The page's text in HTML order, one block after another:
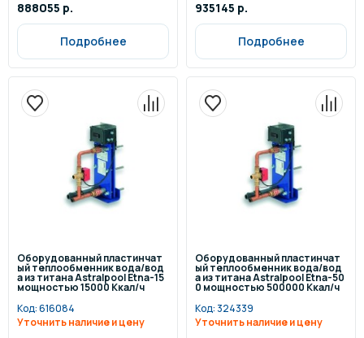
888055 р.
Подробнее
935145 р.
Подробнее
Оборудованный пластинчат
ый теплообменник вода/вод
а из титана Astralpool Etna-15
мощностью 15000 Ккал/ч
Код:616084
Уточнить наличие и цену
Оборудованный пластинчат
ый теплообменник вода/вод
а из титана Astralpool Etna-50
0 мощностью 500000 Ккал/ч
Код:324339
Уточнить наличие и цену